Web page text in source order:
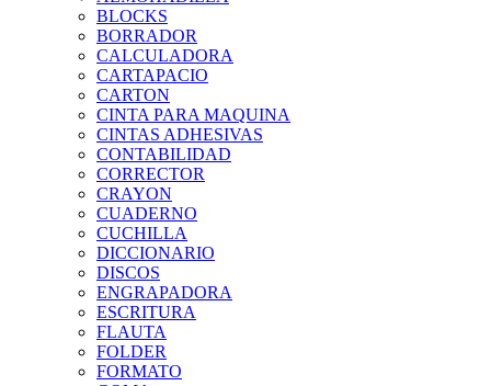
BLOCKS
BORRADOR
CALCULADORA
CARTAPACIO
CARTON
CINTA PARA MAQUINA
CINTAS ADHESIVAS
CONTABILIDAD
CORRECTOR
CRAYON
CUADERNO
CUCHILLA
DICCIONARIO
DISCOS
ENGRAPADORA
ESCRITURA
FLAUTA
FOLDER
FORMATO